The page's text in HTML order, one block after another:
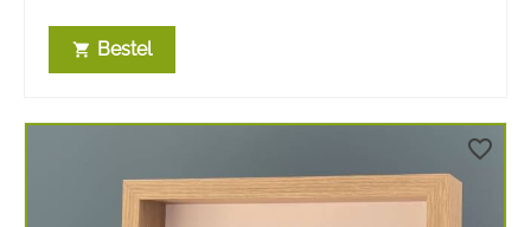
shopping_cart Bestel
favorite_border